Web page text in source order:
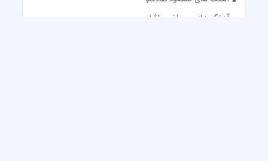
آهنگ های مصطفی پاشایی